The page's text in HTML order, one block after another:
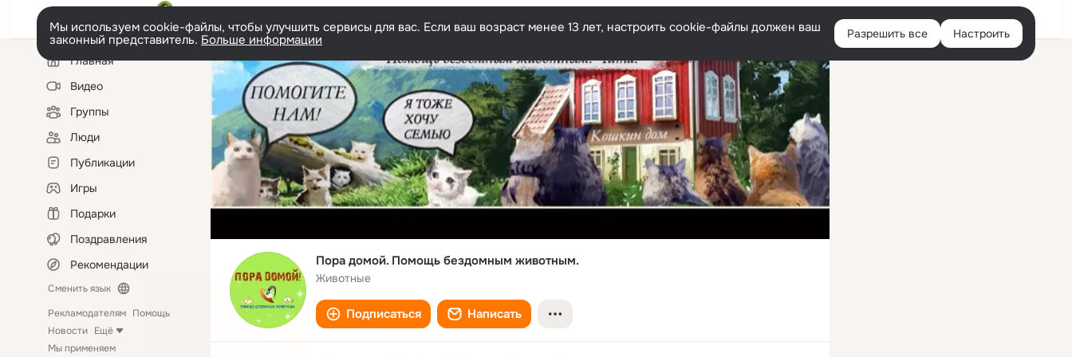
Войти
Мы используем cookie-файлы, чтобы улучшить сервисы для вас. Если ваш возраст менее 13 лет, настроить cookie-файлы должен ваш
законный представитель. Больше информации Разрешить все Настроить
Левая
колонкаГлавная
Видео
Группы
Люди
Публикации
Игры
Подарки
Поздравления
Рекомендации
Сменить язык
Рекламодателям Помощь
Новости Ещё
Мы применяем
Пора домой. Помощь бездомным животным.
Животные
Подписаться Написать